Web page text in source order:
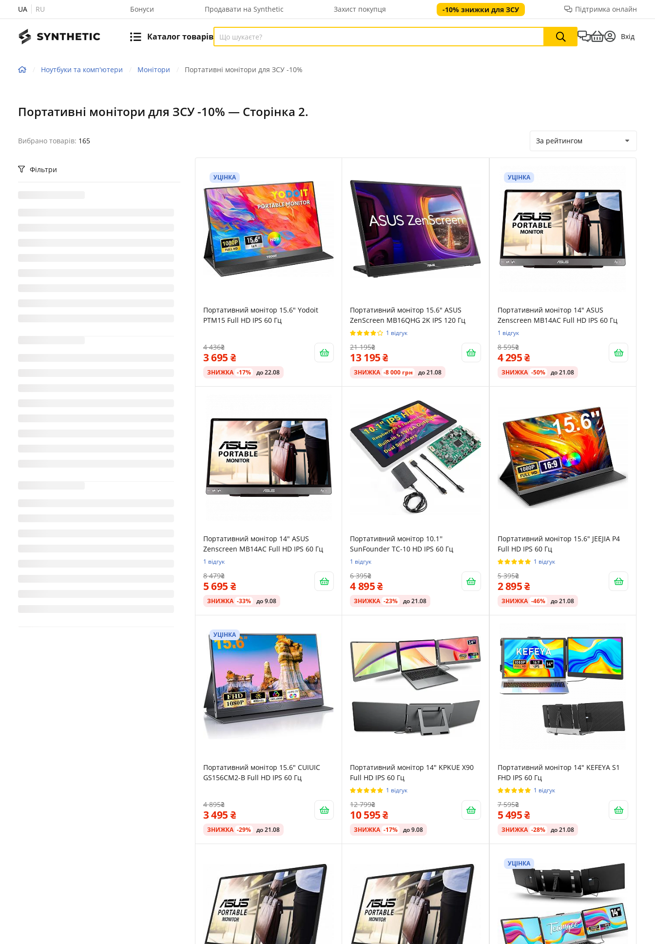
UA RU Бонуси Продавати на Synthetic Захист покупця -10% знижки для ЗСУ Підтримка онлайн
Каталог товарів Вхід
Ноутбуки та комп'ютери Монітори Портативні монітори для ЗСУ -10%
Портативні монітори для ЗСУ -10% — Сторінка 2.
Вибрано товарів: 165 За рейтингом
Фільтри
УЦІНКА
Портативний монітор 15.6" Yodoit
PTM15 Full HD IPS 60 Гц
4 436
3 695
ЗНИЖКА -17% до 22.08
Портативний монітор 15.6" ASUS
ZenScreen MB16QHG 2K IPS 120 Гц
1 відгук
21 195
13 195
ЗНИЖКА -8 000 грн до 21.08
УЦІНКА
Портативний монітор 14" ASUS
Zenscreen MB14AC Full HD IPS 60 Гц
1 відгук
8 595
4 295
ЗНИЖКА -50% до 21.08
Портативний монітор 14" ASUS
Zenscreen MB14AC Full HD IPS 60 Гц
1 відгук
8 479
5 695
ЗНИЖКА -33% до 9.08
Портативний монітор 10.1''
SunFounder ТС-10 HD IPS 60 Гц
1 відгук
6 395
4 895
ЗНИЖКА -23% до 21.08
Портативний монітор 15.6" JEEJIA P4
Full HD IPS 60 Гц
1 відгук
5 395
2 895
ЗНИЖКА -46% до 21.08
УЦІНКА
Портативний монітор 15.6" CUIUIC
GS156CM2-B Full HD IPS 60 Гц
4 895
3 495
ЗНИЖКА -29% до 21.08
Портативний монітор 14" KPKUE X90
Full HD IPS 60 Гц
1 відгук
12 799
10 595
ЗНИЖКА -17% до 9.08
Портативний монітор 14" KEFEYA S1
FHD IPS 60 Гц
1 відгук
7 595
5 495
ЗНИЖКА -28% до 21.08
УЦІНКА